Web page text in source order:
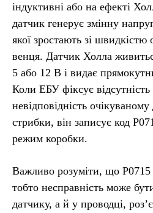
індуктивні або на ефекті
датчик генерує змінну
якої зростають зі швидкістю
венця. Датчик Холла
5 або 12 В і видає
Коли ЕБУ фіксує відсутність
невідповідність очікуваному
стрибки, він записує код
режим коробки.
Важливо розуміти, що P0715
тобто несправність може
датчику, а й у проводці,